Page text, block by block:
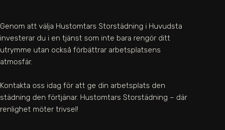
Genom att välja Hustomtars Storstädning i Huvudsta
investerar du i en tjänst som inte bara rengör ditt
utrymme utan också förbättrar arbetsplatsens
atmosfär.
Kontakta oss idag för att ge din arbetsplats den
städning den förtjänar. Hustomtars Storstädning – där
renlighet möter trivsel!